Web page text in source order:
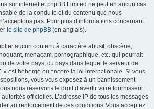
sur internet et phpBB Limited ne peut en aucun cas
de la conduite et du contenu que nous
pas. Pour plus d’informations concernant
le site de phpBB (en anglais).
aucun contenu à caractère abusif, obscène,
menaçant, pornographique, etc. qui pourrait
de votre pays, du pays dans lequel le serveur de
» est hébergé ou encore la loi internationale. Si vous
vous vous exposez à un bannissement
nous réservons le droit d’avertir votre fournisseur
autorités officielles. L’adresse IP de tous les messages
au renforcement de ces conditions. Vous acceptez